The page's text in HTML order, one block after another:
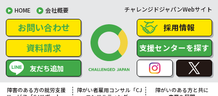
HOME 会社概要 チャレンジドジャパンWebサイト
お問い合わせ
資料請求
友だち追加
採用情報
支援センターを探す
障害のある方の就労支援
障がい者雇用コンサル「CJ
障がいのある方と共に